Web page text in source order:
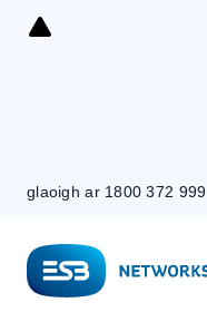
Skip
glaoigh ar 1800 372 999